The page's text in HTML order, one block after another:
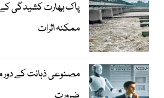
پاک بھارت کشیدگی کے
ممکنہ اثرات
مصنوعی ذہانت کے دور